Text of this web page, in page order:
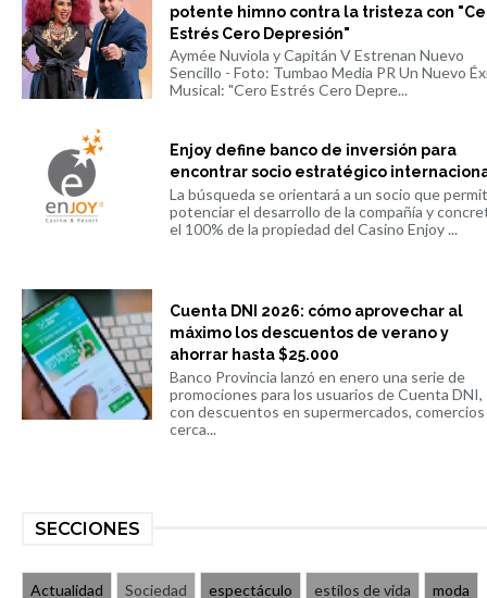
potente himno contra la tristeza con
Estrés Cero Depresión"
Aymée Nuviola y Capitán V Estrenan Nuevo
Sencillo - Foto: Tumbao Media PR Un Nuevo
Musical: "Cero Estrés Cero Depre...
Enjoy define banco de inversión para
encontrar socio estratégico
La búsqueda se orientará a un socio que
potenciar el desarrollo de la compañía y
el 100% de la propiedad del Casino Enjoy ...
Cuenta DNI 2026: cómo aprovechar al
máximo los descuentos de verano y
ahorrar hasta $25.000
Banco Provincia lanzó en enero una serie de
promociones para los usuarios de Cuenta DNI,
con descuentos en supermercados,
cerca...
SECCIONES
Actualidad Sociedad espectáculo estilos de vida moda